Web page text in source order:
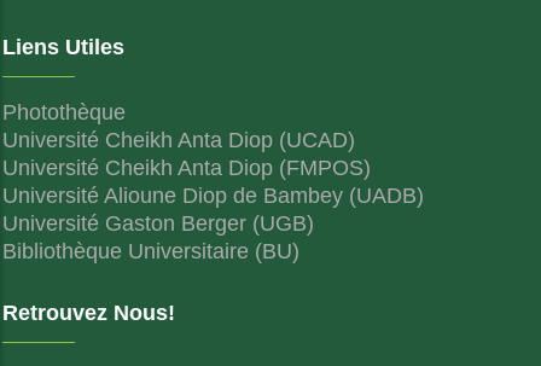
Liens Utiles
Photothèque
Université Cheikh Anta Diop (UCAD)
Université Cheikh Anta Diop (FMPOS)
Université Alioune Diop de Bambey (UADB)
Université Gaston Berger (UGB)
Bibliothèque Universitaire (BU)
Retrouvez Nous!